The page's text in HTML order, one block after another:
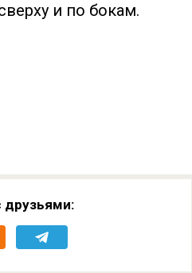
и по бокам.
друзьями: